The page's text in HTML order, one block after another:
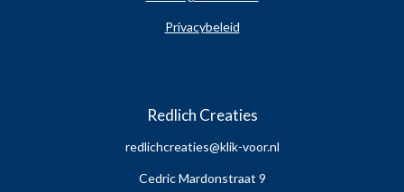
Privacybeleid
Redlich Creaties
redlichcreaties@klik-voor.nl
Cedric Mardonstraat 9